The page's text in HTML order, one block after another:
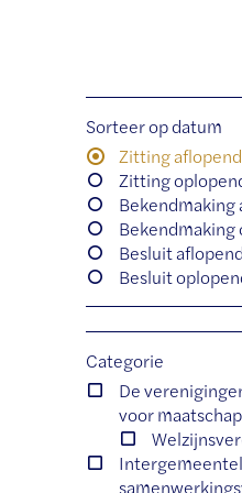
Sorteer op datum
Zitting aflopend
Zitting
Bekendmaking
Bekendmaking
Besluit aflopend
Besluit
Categorie
De
voor